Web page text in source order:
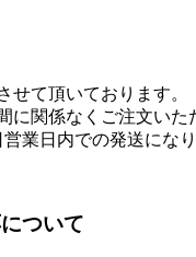
せて頂いております。
関係なくご注文いた
業日内での発送になり
ついて